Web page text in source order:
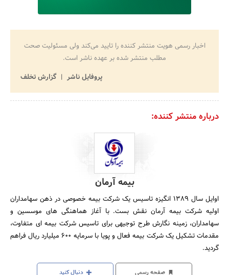
اخبار رسمی هویت منتشر کننده را تایید می‌کند ولی مسئولیت صحت
مطلب منتشر شده بر عهده ناشر است.
پروفایل ناشر
گزارش تخلف
درباره منتشر کننده:
بیمه آرمان
اوایل سال 1389 انگیزه تاسیس یک شرکت بیمه خصوصی در ذهن سهامداران
اولیه شرکت بیمه آرمان نقش بست. با آغاز هماهنگی های موسسین و
سهامداران، زمینه نگارش طرح توجیهی برای تاسیس شرکت بیمه ای متفاوت،
مقدمات تشکیل یک شرکت بیمه فعال و پویا با سرمایه 600 میلیارد ریال فراهم
گردید.
صفحه رسمی دنبال کنید